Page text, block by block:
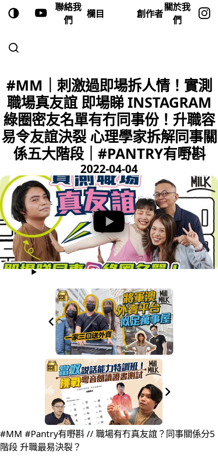
聯絡我
們
欄目 創作者
關於我
們
#MM｜刺激過即場拆人情！實測
職場真友誼 即場睇 INSTAGRAM
綠圈密友名單有冇同事份！升職容
易令友誼決裂 心理學家拆解同事關
係五大階段｜#PANTRY有嘢斟
2022-04-04
#MM #Pantry有嘢斟 // 職場有冇真友誼？同事關係分5
階段 升職最易決裂？